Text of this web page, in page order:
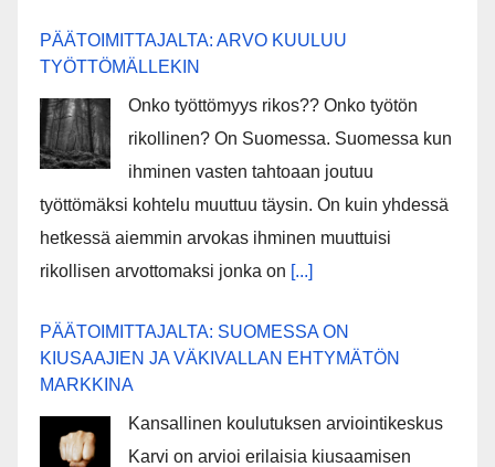
PÄÄTOIMITTAJALTA: ARVO KUULUU
TYÖTTÖMÄLLEKIN
Onko työttömyys rikos?? Onko työtön
rikollinen? On Suomessa. Suomessa kun
ihminen vasten tahtoaan joutuu
työttömäksi kohtelu muuttuu täysin. On kuin yhdessä
hetkessä aiemmin arvokas ihminen muuttuisi
rikollisen arvottomaksi jonka on [...]
PÄÄTOIMITTAJALTA: SUOMESSA ON
KIUSAAJIEN JA VÄKIVALLAN EHTYMÄTÖN
MARKKINA
Kansallinen koulutuksen arviointikeskus
Karvi on arvioi erilaisia kiusaamisen